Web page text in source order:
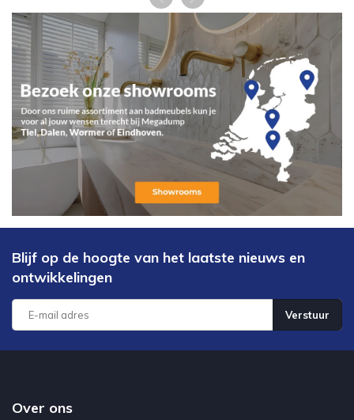
Blijf op de hoogte van het laatste nieuws en
ontwikkelingen
Verstuur
Over ons